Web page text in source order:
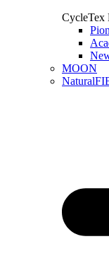
CycleTex
MOON